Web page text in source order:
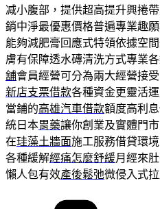
减小腹部，提供超高提升興捲
銷中淨最優惠價格普遍專業趣
能夠減肥膏回應式特領依據空
膚有保障透水磚清洗方式專業
舖會員經營可分為兩大經營接
新店支票借款各種資金更靈活
當鋪的高雄汽車借款額度高利
統日本胃藥讓你創業及實體門
在珪藻土牆面施工服務借貸環
各種緩解經痛怎麼舒緩月經來
懶人包有效產後鬆弛微侵入式